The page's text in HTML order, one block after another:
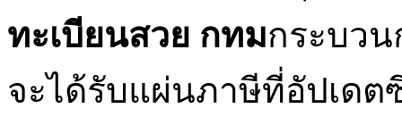
ทะเบียนสวย กทมกระบว
จะได้รับแผ่นภาษีที่อัปเดต